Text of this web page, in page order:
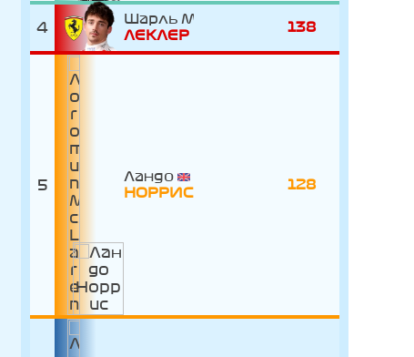
4
Шарль
ЛЕКЛЕР
138
5
Ландо
НОРРИС
128